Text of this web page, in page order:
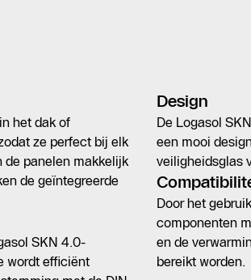
het dak of
ze perfect bij elk
de panelen makkelijk
de geïntegreerde
SKN 4.0-
wordt efficiënt
Design
De Logasol
een mooi
veiligheidsglas
Door het
componenten
en de
bereikt worden.